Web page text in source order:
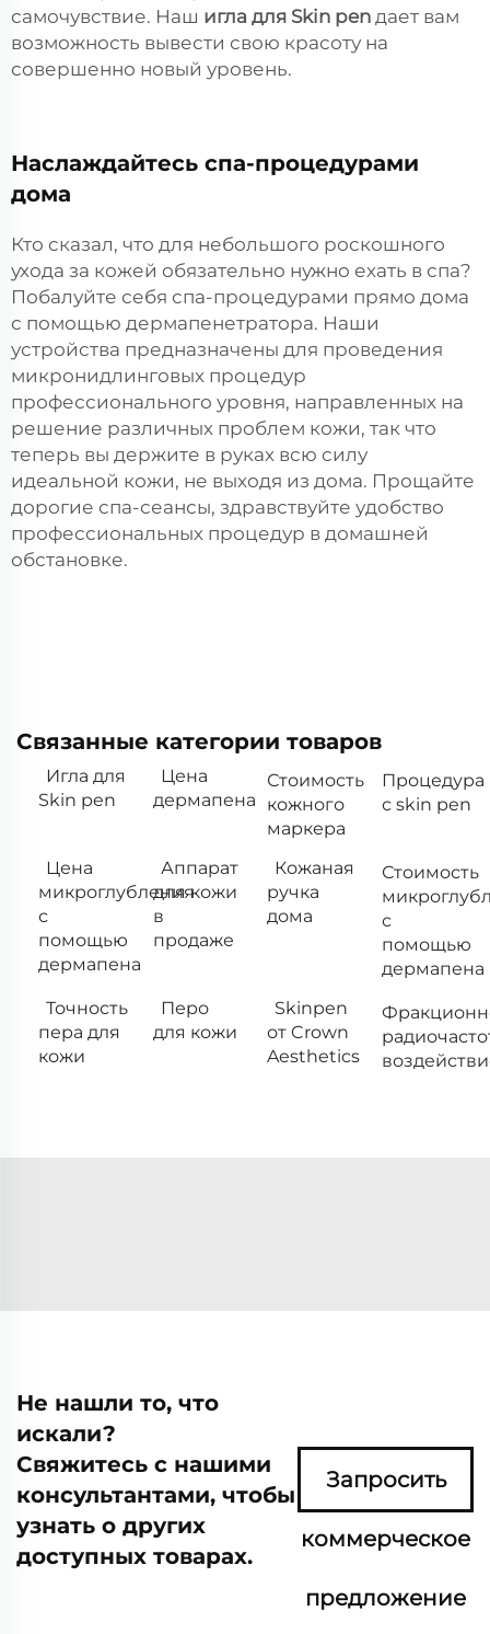
самочувствие. Наш игла для Skin pen дает вам
возможность вывести свою красоту на
совершенно новый уровень.
Наслаждайтесь спа-процедурами
дома
Кто сказал, что для небольшого роскошного
ухода за кожей обязательно нужно ехать в спа?
Побалуйте себя спа-процедурами прямо дома
с помощью дермапенетратора. Наши
устройства предназначены для проведения
микронидлинговых процедур
профессионального уровня, направленных на
решение различных проблем кожи, так что
теперь вы держите в руках всю силу
идеальной кожи, не выходя из дома. Прощайте
дорогие спа-сеансы, здравствуйте удобство
профессиональных процедур в домашней
обстановке.
Связанные категории товаров
Игла для
Skin pen
Цена
дермапена
Стоимость
кожного
маркера
Процедура
с skin pen
Цена
микроглубления
с
помощью
дермапена
Аппарат
для кожи
в
продаже
Кожаная
ручка
дома
Стоимость
с
помощью
дермапена
Точность
пера для
кожи
Перо
для кожи
Skinpen
от Crown
Aesthetics
Не нашли то, что
искали?
Свяжитесь с нашими
консультантами, чтобы
узнать о других
доступных товарах.
Запросить
коммерческое
предложение